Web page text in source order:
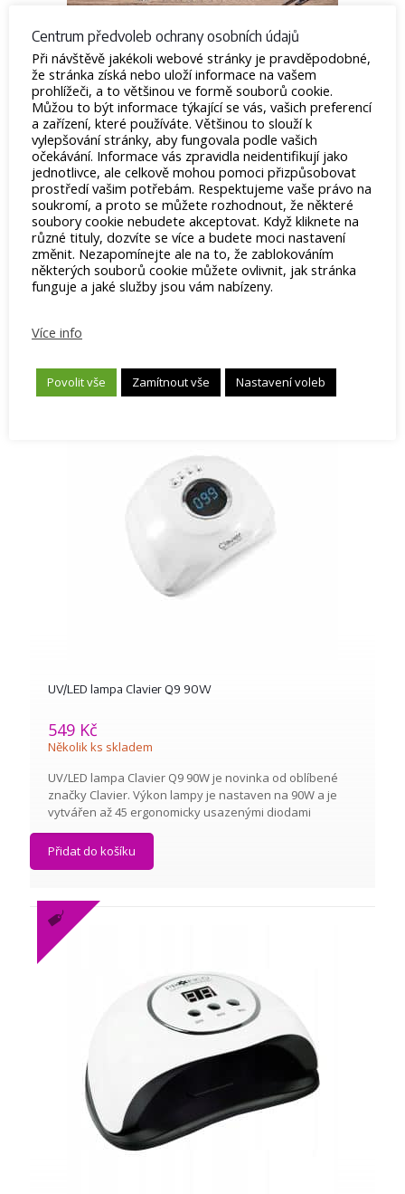
FlexyGel – Základní sada M
879Kč–899Kč
Skladem
Chcete-li začít s FlexyGelem a nevíte, co vše potřebujete,
je tato sada pro vás ta pravá. Obsahuje vše potřebné
pro tvorbu nehtů s FlexyGelem
Výběr možností
Související produkty
UV/LED lampa Clavier Q9 90W
549 Kč
Několik ks skladem
UV/LED lampa Clavier Q9 90W je novinka od oblíbené
značky Clavier. Výkon lampy je nastaven na 90W a je
vytvářen až 45 ergonomicky usazenými diodami
Přidat do košíku
Centrum předvoleb ochrany osobních údajů
Při návštěvě jakékoli webové stránky je pravděpodobné,
že stránka získá nebo uloží informace na vašem
prohlížeči, a to většinou ve formě souborů cookie.
Můžou to být informace týkající se vás, vašich preferencí
a zařízení, které používáte. Většinou to slouží k
vylepšování stránky, aby fungovala podle vašich
očekávání. Informace vás zpravidla neidentifikují jako
jednotlivce, ale celkově mohou pomoci přizpůsobovat
prostředí vašim potřebám. Respektujeme vaše právo na
soukromí, a proto se můžete rozhodnout, že některé
soubory cookie nebudete akceptovat. Když kliknete na
různé tituly, dozvíte se více a budete moci nastavení
změnit. Nezapomínejte ale na to, že zablokováním
některých souborů cookie můžete ovlivnit, jak stránka
funguje a jaké služby jsou vám nabízeny.
Více info
Povolit vše Zamítnout vše Nastavení voleb